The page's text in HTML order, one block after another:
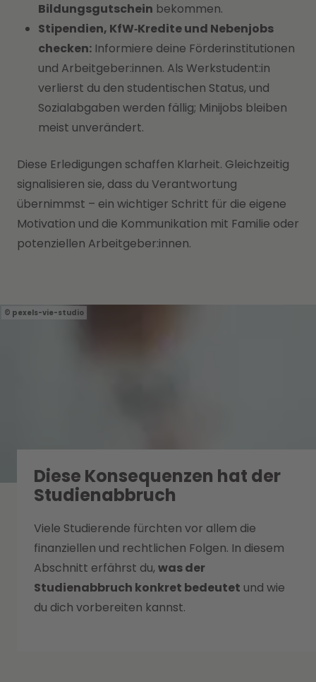
Bildungsgutschein bekommen.
Stipendien, KfW‑Kredite und Nebenjobs
checken: Informiere deine Förderinstitutionen
und Arbeitgeber:innen. Als Werkstudent:in
verlierst du den studentischen Status, und
Sozialabgaben werden fällig; Minijobs bleiben
meist unverändert.
Diese Erledigungen schaffen Klarheit. Gleichzeitig
signalisieren sie, dass du Verantwortung
übernimmst – ein wichtiger Schritt für die eigene
Motivation und die Kommunikation mit Familie oder
potenziellen Arbeitgeber:innen.
pexels-vie-studio
Diese Konsequenzen hat der
Studienabbruch
Viele Studierende fürchten vor allem die
finanziellen und rechtlichen Folgen. In diesem
Abschnitt erfährst du, was der
Studienabbruch konkret bedeutet und wie
du dich vorbereiten kannst.